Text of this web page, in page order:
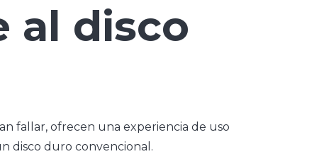
al disco
fallar, ofrecen una experiencia de uso
disco duro convencional.